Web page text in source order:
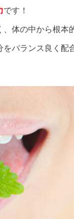
です！
体の中から根
バランス良く